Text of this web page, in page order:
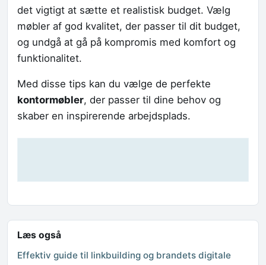
det vigtigt at sætte et realistisk budget. Vælg
møbler af god kvalitet, der passer til dit budget,
og undgå at gå på kompromis med komfort og
funktionalitet.
Med disse tips kan du vælge de perfekte
kontormøbler, der passer til dine behov og
skaber en inspirerende arbejdsplads.
Læs også
Effektiv guide til linkbuilding og brandets digitale